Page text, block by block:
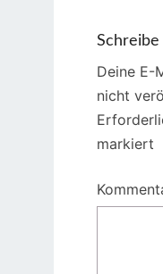
Deine E-
nicht
markiert